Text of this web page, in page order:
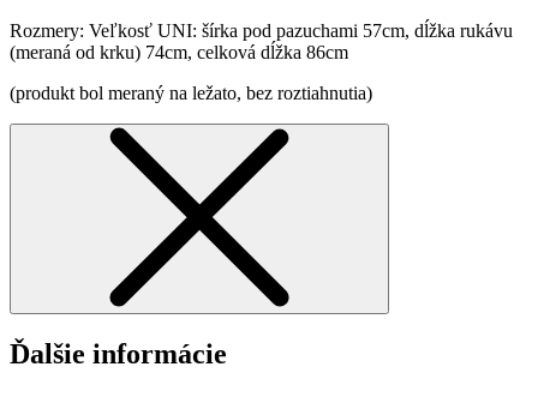
Rozmery: Veľkosť UNI: šírka pod pazuchami 57cm, dĺžka rukávu
(meraná od krku) 74cm, celková dĺžka 86cm
(produkt bol meraný na ležato, bez roztiahnutia)
Ďalšie informácie